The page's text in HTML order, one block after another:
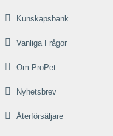
Kunskapsbank
Vanliga Frågor
Om ProPet
Nyhetsbrev
Återförsäljare